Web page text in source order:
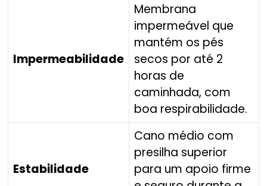
Impermeabilidade
Membrana
impermeável que
mantém os pés
secos por até 2
horas de
caminhada, com
boa respirabilidade.
Estabilidade
Cano médio com
presilha superior
para um apoio firme